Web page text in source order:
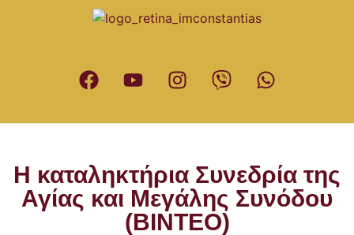
Η καταληκτήρια Συνεδρία της
Αγίας και Μεγάλης Συνόδου
(ΒΙΝΤΕΟ)